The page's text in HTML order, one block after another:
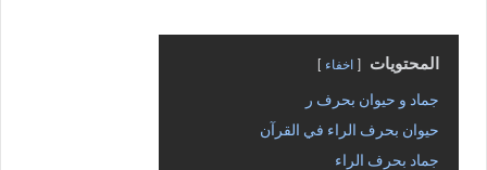
المحتويات اخفاء
جماد و حيوان بحرف ر
حيوان بحرف الراء في القرآن
جماد بحرف الراء